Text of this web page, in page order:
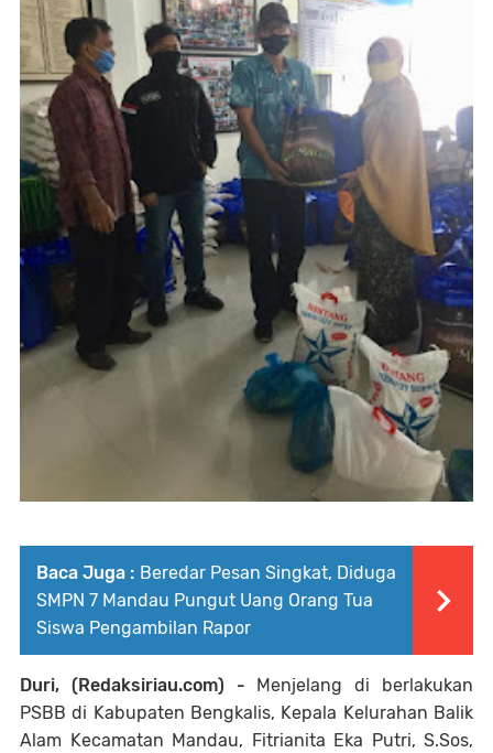
Baca Juga : Beredar Pesan Singkat, Diduga
SMPN 7 Mandau Pungut Uang Orang Tua
Siswa Pengambilan Rapor
Duri, (Redaksiriau.com) - Menjelang di berlakukan
PSBB di Kabupaten Bengkalis, Kepala Kelurahan Balik
Alam Kecamatan Mandau, Fitrianita Eka Putri, S.Sos,